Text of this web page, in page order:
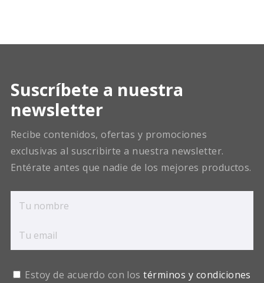
Suscríbete a nuestra
newsletter
Recibe contenidos, ofertas y promociones
exclusivas al suscribirte a nuestra newsletter.
Entérate antes que nadie de los mejores productos.
Estoy de acuerdo con lostérminos y condiciones